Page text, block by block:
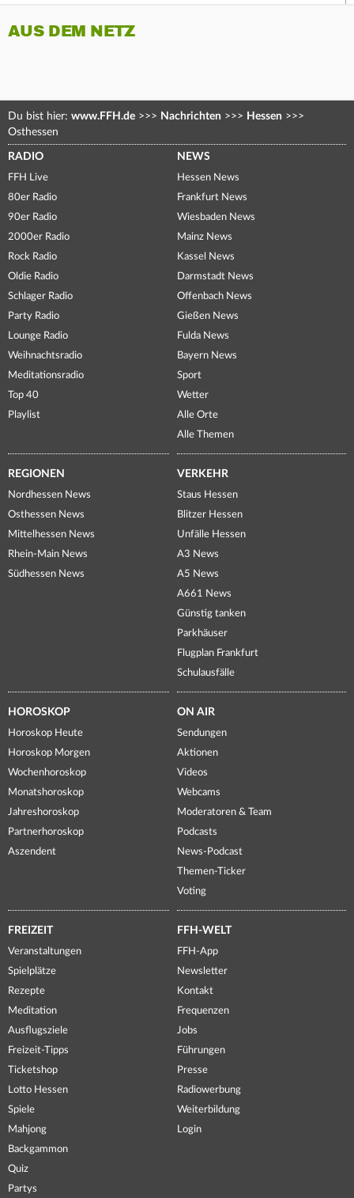
AUS DEM NETZ
Du bist hier: www.FFH.de >>> Nachrichten >>> Hessen >>>
Osthessen
RADIO
FFH Live
80er Radio
90er Radio
2000er Radio
Rock Radio
Oldie Radio
Schlager Radio
Party Radio
Lounge Radio
Weihnachtsradio
Meditationsradio
Top 40
Playlist
NEWS
Hessen News
Frankfurt News
Wiesbaden News
Mainz News
Kassel News
Darmstadt News
Offenbach News
Gießen News
Fulda News
Bayern News
Sport
Wetter
Alle Orte
Alle Themen
REGIONEN
Nordhessen News
Osthessen News
Mittelhessen News
Rhein-Main News
Südhessen News
VERKEHR
Staus Hessen
Blitzer Hessen
Unfälle Hessen
A3 News
A5 News
A661 News
Günstig tanken
Parkhäuser
Flugplan Frankfurt
Schulausfälle
HOROSKOP
Horoskop Heute
Horoskop Morgen
Wochenhoroskop
Monatshoroskop
Jahreshoroskop
Partnerhoroskop
Aszendent
ON AIR
Sendungen
Aktionen
Videos
Webcams
Moderatoren & Team
Podcasts
News-Podcast
Themen-Ticker
Voting
FREIZEIT
Veranstaltungen
Spielplätze
Rezepte
Meditation
Ausflugsziele
Freizeit-Tipps
Ticketshop
Lotto Hessen
Spiele
Mahjong
Backgammon
Quiz
Partys
FFH-WELT
FFH-App
Newsletter
Kontakt
Frequenzen
Jobs
Führungen
Presse
Radiowerbung
Weiterbildung
Login